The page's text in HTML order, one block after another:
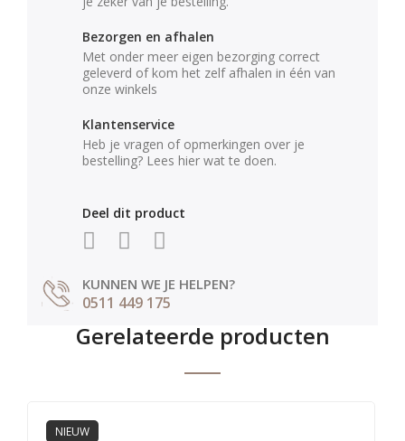
Bezorgen en afhalen
Met onder meer eigen bezorging correct
geleverd of kom het zelf afhalen in één van
onze winkels
Klantenservice
Heb je vragen of opmerkingen over je
bestelling? Lees hier wat te doen.
Deel dit product
KUNNEN WE JE HELPEN?
0511 449 175
Gerelateerde producten
NIEUW